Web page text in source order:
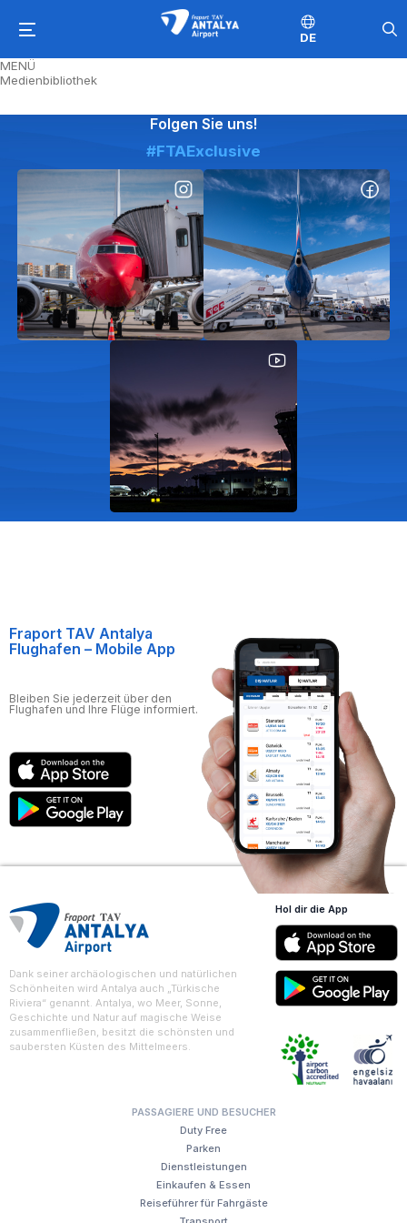
DE
MENÜ
Medienbibliothek
Folgen Sie uns!
#FTAExclusive
Fraport TAV Antalya
Flughafen – Mobile App
Bleiben Sie jederzeit über den
Flughafen und Ihre Flüge informiert.
Dank seiner archäologischen und natürlichen
Schönheiten wird Antalya auch „Türkische
Riviera“ genannt. Antalya, wo Meer, Sonne,
Geschichte und Natur auf magische Weise
zusammenfließen, besitzt die schönsten und
saubersten Küsten des Mittelmeers.
PASSAGIERE UND BESUCHER
Duty Free
Parken
Dienstleistungen
Einkaufen & Essen
Reiseführer für Fahrgäste
Hol dir die App